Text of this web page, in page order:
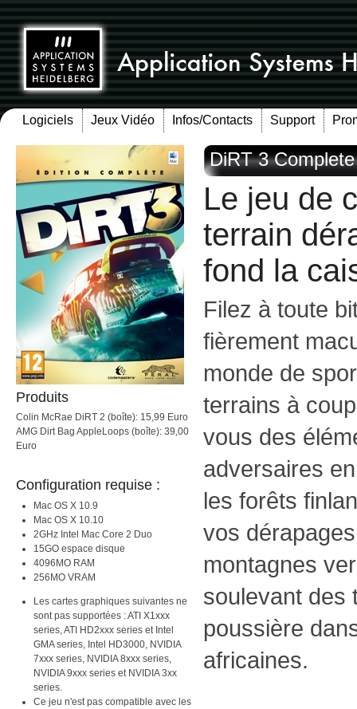
Logiciels Jeux Vidéo Infos/Contacts Support
Produits
Colin McRae DiRT 2 (boîte): 15,99 Euro
AMG Dirt Bag AppleLoops (boîte): 39,00
Euro
Configuration requise :
Mac OS X 10.9
Mac OS X 10.10
2GHz Intel Mac Core 2 Duo
15GO espace disque
4096MO RAM
256MO VRAM
Les cartes graphiques suivantes ne
sont pas supportées : ATI X1xxx
series, ATI HD2xxx series et Intel
GMA series, Intel HD3000, NVIDIA
7xxx series, NVIDIA 8xxx series,
NVIDIA 9xxx series et NVIDIA 3xx
series.
Ce jeu n'est pas compatible avec les
DiRT 3
Le jeu de
terrain
fond la
Filez à toute
fièrement
monde de
terrains à
vous des
adversaires
les forêts
vos
montagnes
soulevant des
poussière
africaines.